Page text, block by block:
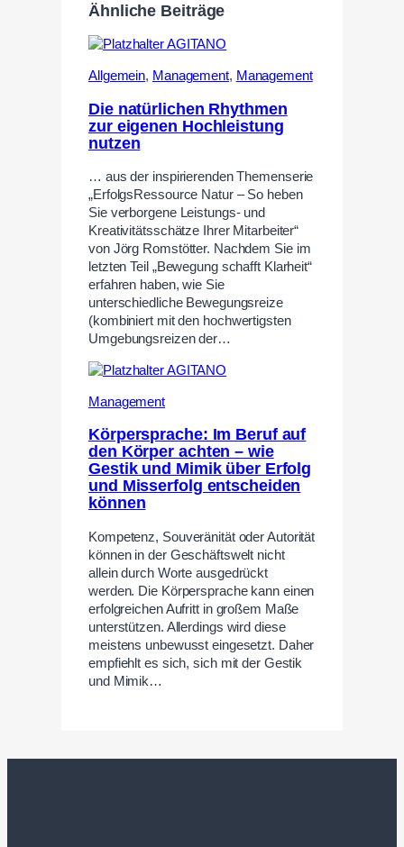
Ähnliche Beiträge
Allgemein, Management, Management
Die natürlichen Rhythmen
zur eigenen Hochleistung
nutzen
… aus der inspirierenden Themenserie
„ErfolgsRessource Natur – So heben
Sie verborgene Leistungs- und
Kreativitätsschätze Ihrer Mitarbeiter“
von Jörg Romstötter. Nachdem Sie im
letzten Teil „Bewegung schafft Klarheit“
erfahren haben, wie Sie
unterschiedliche Bewegungsreize
(kombiniert mit den hochwertigsten
Umgebungsreizen der…
Management
Körpersprache: Im Beruf auf
den Körper achten – wie
Gestik und Mimik über Erfolg
und Misserfolg entscheiden
können
Kompetenz, Souveränität oder Autorität
können in der Geschäftswelt nicht
allein durch Worte ausgedrückt
werden. Die Körpersprache kann einen
erfolgreichen Aufritt in großem Maße
unterstützen. Allerdings wird diese
meistens unbewusst eingesetzt. Daher
empfiehlt es sich, sich mit der Gestik
und Mimik…